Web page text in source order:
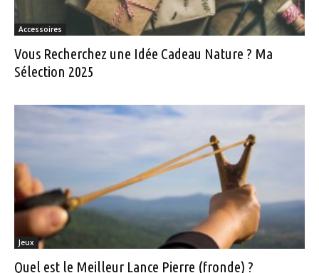
Accessoires
Vous Recherchez une Idée Cadeau Nature ? Ma
Sélection 2025
Jeux
Quel est le Meilleur Lance Pierre (fronde) ?